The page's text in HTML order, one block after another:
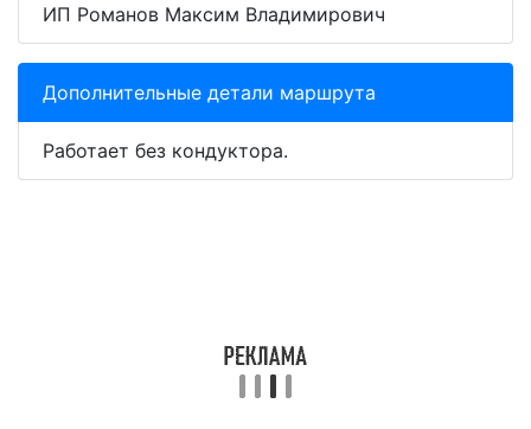
ИП Романов Максим Владимирович
Дополнительные детали маршрута
Работает без кондуктора.